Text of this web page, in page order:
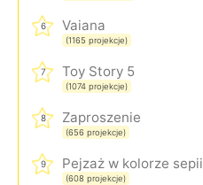
6 Vaiana
(1165 projekcje)
7 Toy Story 5
(1074 projekcje)
8 Zaproszenie
(656 projekcje)
9 Pejzaż w kolorze sepii
(608 projekcje)